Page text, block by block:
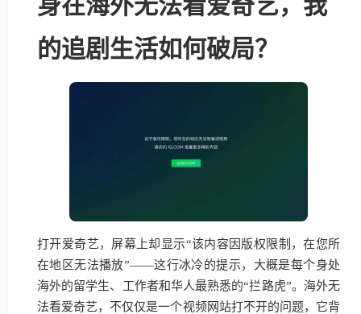
的追剧生活如何破局？
打开爱奇艺，屏幕上却显示“该内容因版权限制，在您所
在地区无法播放”——这行冰冷的提示，大概是每个身处
海外的留学生、工作者和华人最熟悉的“拦路虎”。海外无
法看爱奇艺，不仅仅是一个视频网站打不开的问题，它背